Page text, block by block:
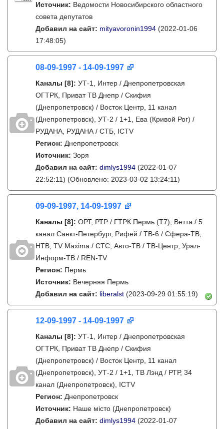
Источник: Ведомости Новосибирского областного
совета депутатов
Добавил на сайт: mityavoronin1994 (2022-01-06
17:48:05)
08-09-1997 - 14-09-1997
Каналы [8]: УТ-1, Интер / Днепропетровская
ОГТРК, Приват ТВ Днепр / Скифия
(Днепропетровск) / Восток Центр, 11 канал
(Днепропетровск), УТ-2 / 1+1, Ева (Кривой Рог) /
РУДАНА, РУДАНА / СТБ, ICTV
Регион: Днепропетровск
Источник: Зоря
Добавил на сайт: dimlys1994 (2022-01-07
22:52:11) (Обновлено: 2023-03-02 13:24:11)
09-09-1997, 14-09-1997
Каналы [8]: ОРТ, РТР / ГТРК Пермь (Т7), Ветта / 5
канал Санкт-Петербург, Рифей / ТВ-6 / Сфера-ТВ,
НТВ, TV Maxima / СТС, Авто-ТВ / ТВ-Центр, Урал-
Информ-ТВ / REN-TV
Регион: Пермь
Источник: Вечерняя Пермь
Добавил на сайт: liberalst (2023-09-29 01:55:19)
12-09-1997 - 14-09-1997
Каналы [8]: УТ-1, Интер / Днепропетровская
ОГТРК, Приват ТВ Днепр / Скифия
(Днепропетровск) / Восток Центр, 11 канал
(Днепропетровск), УТ-2 / 1+1, ТВ Лэнд / РТР, 34
канал (Днепропетровск), ICTV
Регион: Днепропетровск
Источник: Наше місто (Днепропетровск)
Добавил на сайт: dimlys1994 (2022-01-07